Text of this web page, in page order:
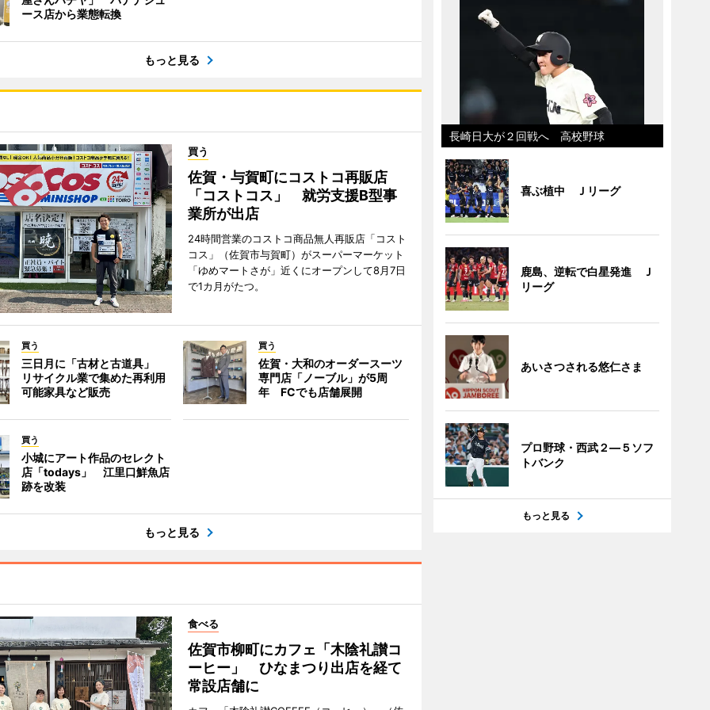
ース店から業態転換
もっと見る
買う
佐賀・与賀町にコストコ再販店
「コストコス」 就労支援B型事
業所が出店
24時間営業のコストコ商品無人再販店「コスト
コス」（佐賀市与賀町）がスーパーマーケット
「ゆめマートさが」近くにオープンして8月7日
で1カ月がたつ。
買う
三日月に「古材と古道具」
リサイクル業で集めた再利用
可能家具など販売
買う
佐賀・大和のオーダースーツ
専門店「ノーブル」が5周
年 FCでも店舗展開
買う
小城にアート作品のセレクト
店「todays」 江里口鮮魚店
跡を改装
もっと見る
食べる
佐賀市柳町にカフェ「木陰礼讃コ
ーヒー」 ひなまつり出店を経て
常設店舗に
長崎日大が２回戦へ 高校野球
喜ぶ植中 Ｊリーグ
鹿島、逆転で白星発進 Ｊ
リーグ
あいさつされる悠仁さま
プロ野球・西武２―５ソフ
トバンク
もっと見る